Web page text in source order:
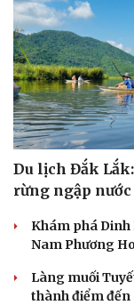
Du lịch Đắk
rừng ngập
Khám phá Dinh
Nam Phương
Làng muối
thành điểm đến